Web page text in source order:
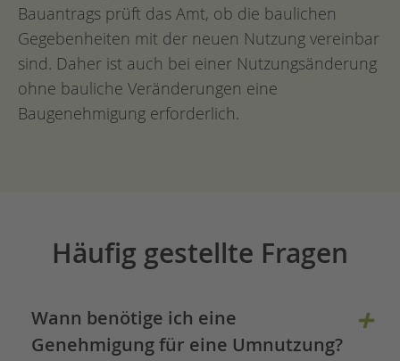
Bauantrags prüft das Amt, ob die baulichen
Gegebenheiten mit der neuen Nutzung vereinbar
sind. Daher ist auch bei einer Nutzungsänderung
ohne bauliche Veränderungen eine
Baugenehmigung erforderlich.
Häufig gestellte Fragen
Wann benötige ich eine
Genehmigung für eine Umnutzung?